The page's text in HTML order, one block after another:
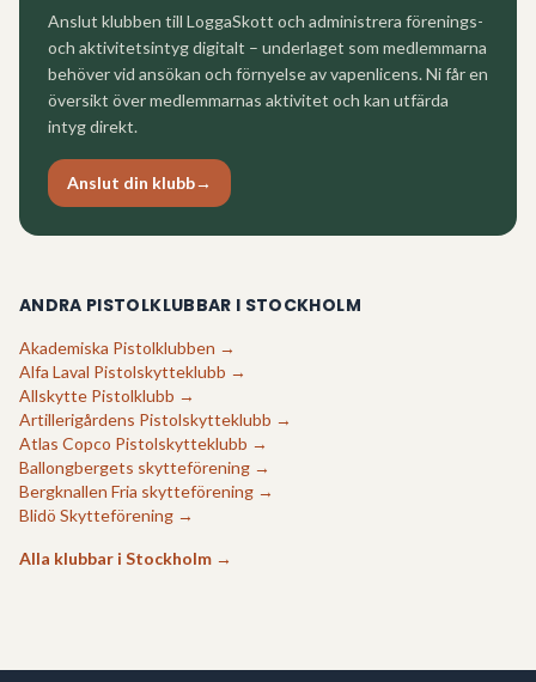
Anslut klubben till LoggaSkott och administrera förenings-
och aktivitetsintyg digitalt – underlaget som medlemmarna
behöver vid ansökan och förnyelse av vapenlicens. Ni får en
översikt över medlemmarnas aktivitet och kan utfärda
intyg direkt.
Anslut din klubb→
ANDRA PISTOLKLUBBAR I STOCKHOLM
Akademiska Pistolklubben →
Alfa Laval Pistolskytteklubb →
Allskytte Pistolklubb →
Artillerigårdens Pistolskytteklubb →
Atlas Copco Pistolskytteklubb →
Ballongbergets skytteförening →
Bergknallen Fria skytteförening →
Blidö Skytteförening →
Alla klubbar i Stockholm →